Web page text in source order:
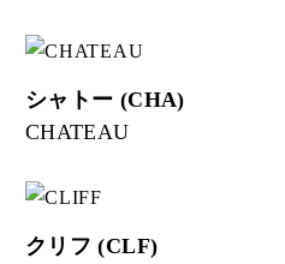
シャトー (CHA)
CHATEAU
クリフ (CLF)